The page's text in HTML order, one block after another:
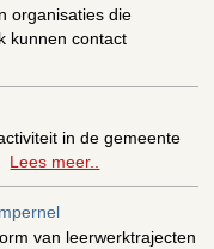
organisaties die
kunnen contact
in de gemeente
Lees meer..
van leerwerktrajecten